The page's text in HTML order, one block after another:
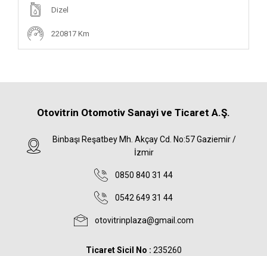
Dizel
220817 Km
Otovitrin Otomotiv Sanayi ve Ticaret A.Ş.
Binbaşı Reşatbey Mh. Akçay Cd. No:57 Gaziemir /
İzmir
0850 840 31 44
0542 649 31 44
otovitrinplaza@gmail.com
Ticaret Sicil No : 235260